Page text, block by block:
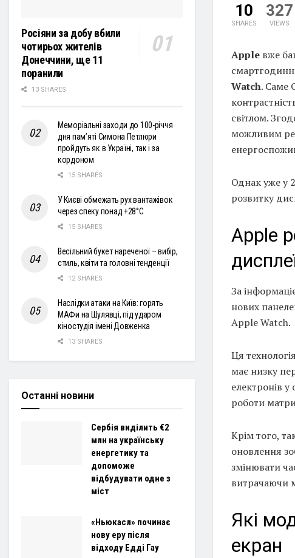
10
SHARES
327
VIEWS
Apple вже
Watch. Саме
світлом.
можливим
Однак уже у
розвитку
Apple
За
нових
Apple Watch.
Ця
має низку
електронів
роботи
Крім того,
оновлення
змінювати
витрачаючи
Які
екран
Росіяни за добу вбили
чотирьох жителів
Донеччини, ще 11
поранили
13 SHARES
Меморіальні заходи до 100-річчя
дня пам’яті Симона Петлюри
пройдуть як в Україні, так і за
кордоном
15 SHARES
У Києві обмежать рух вантажівок
через спеку понад +28°С
15 SHARES
Весільний букет нареченої – вибір,
стиль, квіти та головні тенденції
12 SHARES
Наслідки атаки на Київ: горять
МАФи на Шулявці, під ударом
кіностудія імені Довженка
13 SHARES
Останні новини
Сербія виділить €2
млн на українську
енергетику та
допоможе
відбудувати одне з
міст
«Ньюкасл» починає
нову еру після
відходу Едді Гау